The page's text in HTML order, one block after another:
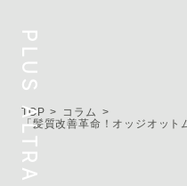
PLUS ALTRA
TOP
コラム
「髪質改善革命！オッジオット